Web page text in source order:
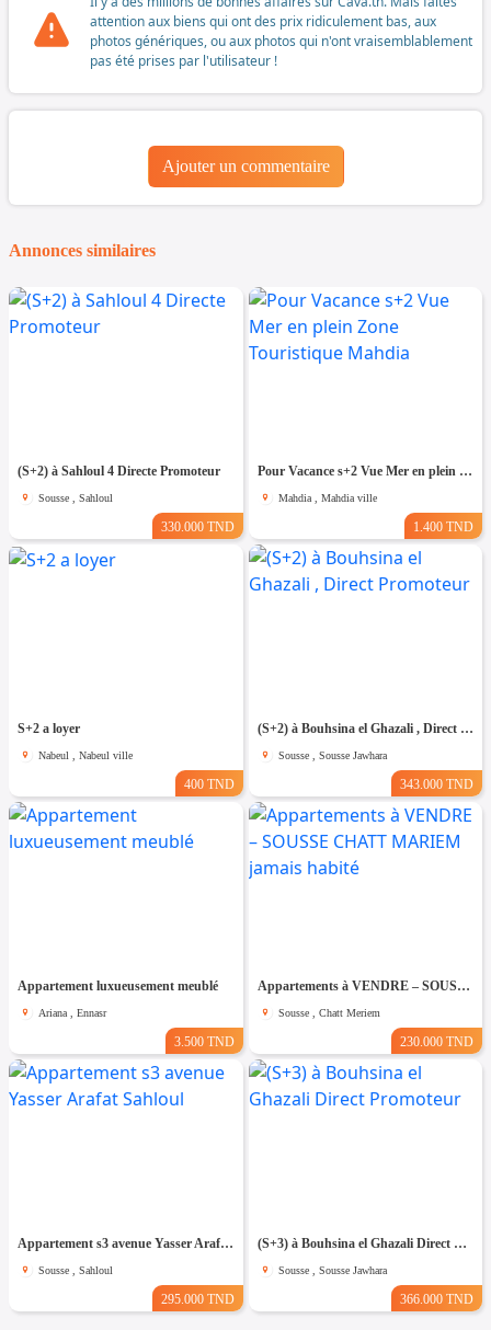
attention aux biens qui ont des prix ridiculement bas, aux
photos génériques, ou aux photos qui n'ont vraisemblablement
pas été prises par l'utilisateur !
Ajouter un commentaire
Annonces similaires
(S+2) à Sahloul 4 Directe Promoteur
Sousse , Sahloul
330.000 TND
Pour Vacance s+2 Vue Mer en plein Zone Touristique Mahdia
Mahdia , Mahdia ville
1.400 TND
S+2 a loyer
Nabeul , Nabeul ville
400 TND
(S+2) à Bouhsina el Ghazali , Direct Promoteur
Sousse , Sousse Jawhara
343.000 TND
Appartement luxueusement meublé
Ariana , Ennasr
3.500 TND
Appartements à VENDRE – SOUSSE CHATT MARIEM jamais habité
Sousse , Chatt Meriem
230.000 TND
Appartement s3 avenue Yasser Arafat Sahloul
Sousse , Sahloul
295.000 TND
(S+3) à Bouhsina el Ghazali Direct Promoteur
Sousse , Sousse Jawhara
366.000 TND